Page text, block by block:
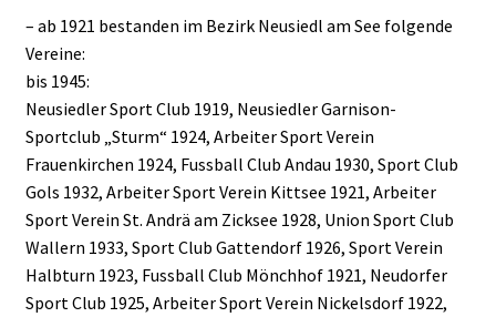
– ab 1921 bestanden im Bezirk Neusiedl am See folgende
Vereine:
bis 1945:
Neusiedler Sport Club 1919, Neusiedler Garnison-
Sportclub „Sturm“ 1924, Arbeiter Sport Verein
Frauenkirchen 1924, Fussball Club Andau 1930, Sport Club
Gols 1932, Arbeiter Sport Verein Kittsee 1921, Arbeiter
Sport Verein St. Andrä am Zicksee 1928, Union Sport Club
Wallern 1933, Sport Club Gattendorf 1926, Sport Verein
Halbturn 1923, Fussball Club Mönchhof 1921, Neudorfer
Sport Club 1925, Arbeiter Sport Verein Nickelsdorf 1922,